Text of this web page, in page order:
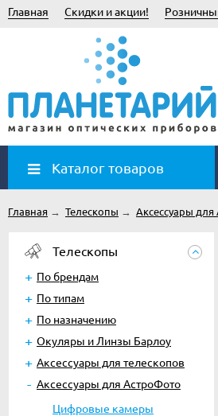
Главная Скидки и акции!
Каталог товаров
Главная → Телескопы → Аксессуары
Телескопы
По брендам
По типам
По назначению
Окуляры и Линзы Барлоу
Аксессуары для телескопов
Аксессуары для АстроФото
Цифровые камеры